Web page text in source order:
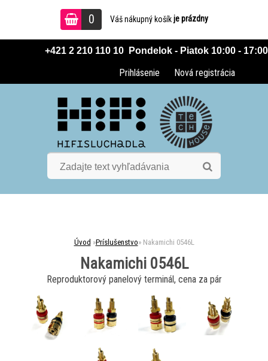
+421 2 210 110 10  Pondelok - Piatok 10:00 - 17:00
Prihlásenie Nová registrácia
0 Váš nákupný košíkje prázdny
Úvod »Príslušenstvo» Nakamichi 0546L
Nakamichi 0546L
Reproduktorový panelový terminál, cena za pár